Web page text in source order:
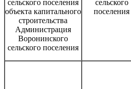
сельского поселения
объекта капитального
строительства
Администрация
Воронинского
сельского поселения
сельского
поселения